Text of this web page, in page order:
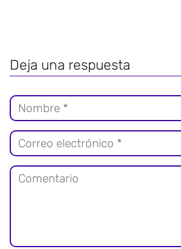
Deja una respuesta